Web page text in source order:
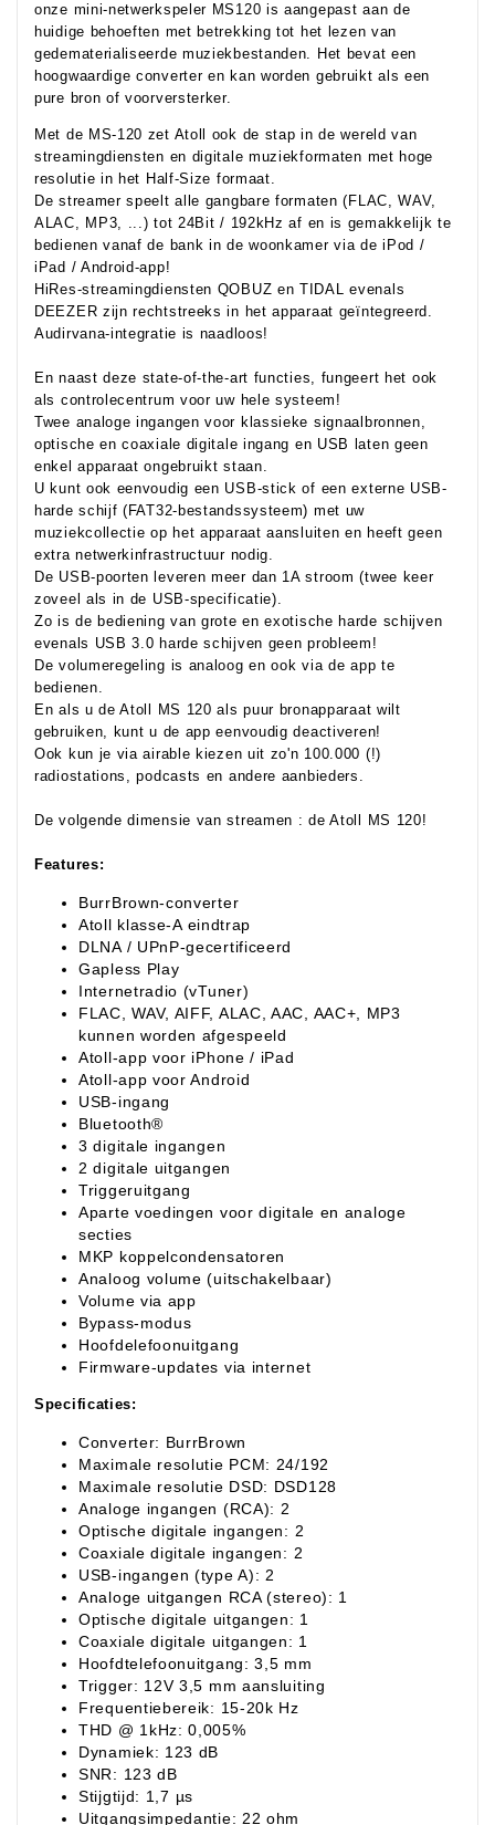
onze mini-netwerkspeler MS120 is aangepast aan de
huidige behoeften met betrekking tot het lezen van
gedematerialiseerde muziekbestanden. Het bevat een
hoogwaardige converter en kan worden gebruikt als een
pure bron of voorversterker.
Met de MS-120 zet Atoll ook de stap in de wereld van
streamingdiensten en digitale muziekformaten met hoge
resolutie in het Half-Size formaat.
De streamer speelt alle gangbare formaten (FLAC, WAV,
ALAC, MP3, ...) tot 24Bit / 192kHz af en is gemakkelijk te
bedienen vanaf de bank in de woonkamer via de iPod /
iPad / Android-app!
HiRes-streamingdiensten QOBUZ en TIDAL evenals
DEEZER zijn rechtstreeks in het apparaat geïntegreerd.
Audirvana-integratie is naadloos!
En naast deze state-of-the-art functies, fungeert het ook
als controlecentrum voor uw hele systeem!
Twee analoge ingangen voor klassieke signaalbronnen,
optische en coaxiale digitale ingang en USB laten geen
enkel apparaat ongebruikt staan.
U kunt ook eenvoudig een USB-stick of een externe USB-
harde schijf (FAT32-bestandssysteem) met uw
muziekcollectie op het apparaat aansluiten en heeft geen
extra netwerkinfrastructuur nodig.
De USB-poorten leveren meer dan 1A stroom (twee keer
zoveel als in de USB-specificatie).
Zo is de bediening van grote en exotische harde schijven
evenals USB 3.0 harde schijven geen probleem!
De volumeregeling is analoog en ook via de app te
bedienen.
En als u de Atoll MS 120 als puur bronapparaat wilt
gebruiken, kunt u de app eenvoudig deactiveren!
Ook kun je via airable kiezen uit zo'n 100.000 (!)
radiostations, podcasts en andere aanbieders.
De volgende dimensie van streamen : de Atoll MS 120!
Features:
BurrBrown-converter
Atoll klasse-A eindtrap
DLNA / UPnP-gecertificeerd
Gapless Play
Internetradio (vTuner)
FLAC, WAV, AIFF, ALAC, AAC, AAC+, MP3
kunnen worden afgespeeld
Atoll-app voor iPhone / iPad
Atoll-app voor Android
USB-ingang
Bluetooth®
3 digitale ingangen
2 digitale uitgangen
Triggeruitgang
Aparte voedingen voor digitale en analoge
secties
MKP koppelcondensatoren
Analoog volume (uitschakelbaar)
Volume via app
Bypass-modus
Hoofdelefoonuitgang
Firmware-updates via internet
Specificaties:
Converter: BurrBrown
Maximale resolutie PCM: 24/192
Maximale resolutie DSD: DSD128
Analoge ingangen (RCA): 2
Optische digitale ingangen: 2
Coaxiale digitale ingangen: 2
USB-ingangen (type A): 2
Analoge uitgangen RCA (stereo): 1
Optische digitale uitgangen: 1
Coaxiale digitale uitgangen: 1
Hoofdtelefoonuitgang: 3,5 mm
Trigger: 12V 3,5 mm aansluiting
Frequentiebereik: 15-20k Hz
THD @ 1kHz: 0,005%
Dynamiek: 123 dB
SNR: 123 dB
Stijgtijd: 1,7 µs
Uitgangsimpedantie: 22 ohm